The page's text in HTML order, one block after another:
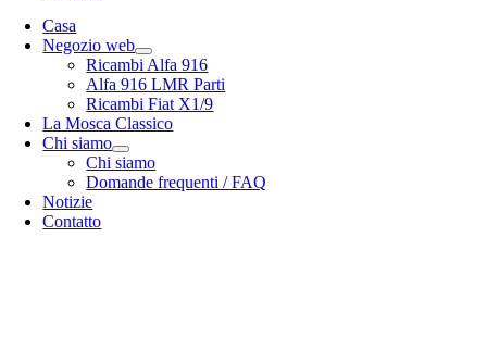
Casa
Negozio web
Ricambi Alfa 916
Alfa 916 LMR Parti
Ricambi Fiat X1/9
La Mosca Classico
Chi siamo
Chi siamo
Domande frequenti / FAQ
Notizie
Contatto